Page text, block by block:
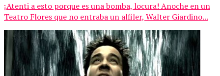
¡Atenti a esto porque es una bomba, locura! Anoche en un
Teatro Flores que no entraba un alfiler, Walter Giardino...